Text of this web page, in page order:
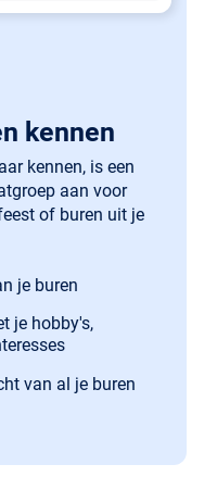
kennen
kennen, is een
aan voor
of buren uit je
je buren
je hobby's,
van al je buren